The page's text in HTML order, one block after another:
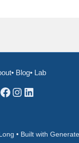
• Blog• Lab
Facebook
Instagram
LinkedIn
• Built with